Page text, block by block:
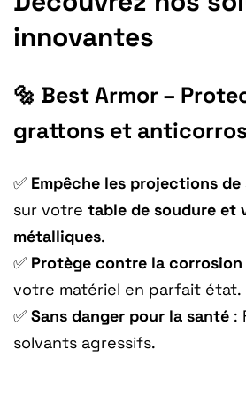
innovantes
🔩 Best Armor –
grattons et
✅ Empêche les projections
sur votre table de soudure et
métalliques.
✅ Protège contre la corrosion
votre matériel en parfait état.
✅ Sans danger pour la santé :
solvants agressifs.